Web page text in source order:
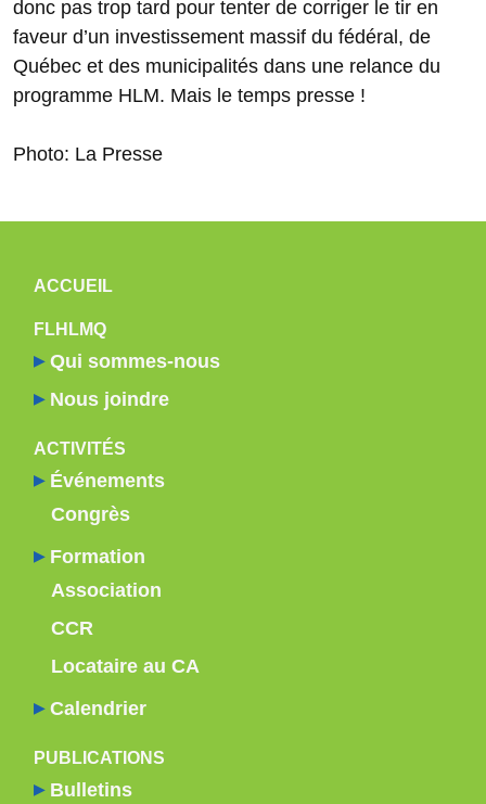
donc pas trop tard pour tenter de corriger le tir en
faveur d’un investissement massif du fédéral, de
Québec et des municipalités dans une relance du
programme HLM. Mais le temps presse !
Photo: La Presse
NAVIGATION PRINCIPALE
ACCUEIL
FLHLMQ
Qui sommes-nous
Nous joindre
ACTIVITÉS
Événements
Congrès
Formation
Association
CCR
Locataire au CA
Calendrier
PUBLICATIONS
Bulletins